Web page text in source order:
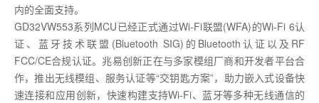
内的全面支持。
GD32VW553系列MCU已经正式通过Wi-Fi联盟(WFA)的Wi-Fi 6认
证、蓝牙技术联盟(Bluetooth SIG)的Bluetooth认证以及RF
FCC/CE合规认证。兆易创新正在与多家模组厂商和开发者平台合
作，推出无线模组、服务认证等“交钥匙方案”，助力嵌入式设备快
速连接和应用创新，快速构建支持Wi-Fi、蓝牙等多种无线通信的